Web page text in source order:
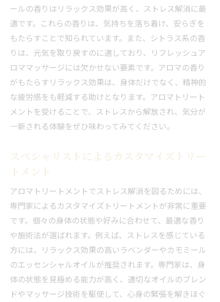
ールの香りはリラックス効果が高く、ストレス解消に最
適です。これらの香りは、気持ちを落ち着け、安らぎを
もたらすことで知られています。また、シトラス系の香
りは、元気を取り戻すのに適しており、リフレッシュア
ロママッサージには欠かせない要素です。アロマの香り
がもたらすリラックス効果は、身体だけでなく、精神的
な疲労感をも軽減する助けとなります。アロマトリート
メントを受けることで、ストレスから解放され、気分が
一新される体験をぜひ味わってみてください。
スペシャリストによるカスタマイズトリー
トメント
アロマトリートメントでストレス解消を図るためには、
専門家によるカスタマイズトリートメントが非常に重要
です。個々の身体の状態や好みに合わせて、最適な香り
や施術法が選ばれます。例えば、ストレスを感じている
方には、リラックス効果の高いラベンダーやカモミール
のエッセンシャルオイルが推奨されます。専門家は、身
体の状態を見極める能力が高く、適切なオイルのブレン
ドやマッサージ技術を駆使して、心身の緊張を解きほぐ